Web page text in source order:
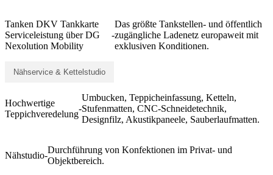
Tanken DKV Tankkarte
Serviceleistung über DG
Nexolution Mobility
-
Das größte Tankstellen- und öffentlich
zugängliche Ladenetz europaweit mit
exklusiven Konditionen.
Nähservice & Kettelstudio
Hochwertige
Teppichveredelung
-
Umbucken, Teppicheinfassung, Ketteln,
Stufenmatten, CNC-Schneidetechnik,
Designfilz, Akustikpaneele, Sauberlaufmatten.
Nähstudio-
Durchführung von Konfektionen im Privat- und
Objektbereich.